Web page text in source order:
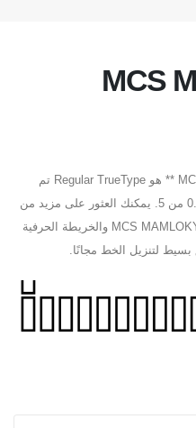
MCS
** MCS MAMLOKY HOR WAVE Regular ** هو Regular TrueType تم
تنزيله 0 مرة. قيمه 0 من المستخدمين 0.0 من 5. يمكنك العثور على مزيد من
المعلومات حول MCS MAMLOKY HOR WAVE Regular والخريطة الحرفية
بسيط لتنزيل الخط مجانًا.